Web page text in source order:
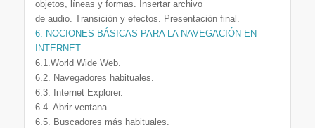
objetos, líneas y formas. Insertar archivo
de audio. Transición y efectos. Presentación final.
6. NOCIONES BÁSICAS PARA LA NAVEGACIÓN EN
INTERNET.
6.1.World Wide Web.
6.2. Navegadores habituales.
6.3. Internet Explorer.
6.4. Abrir ventana.
6.5. Buscadores más habituales.